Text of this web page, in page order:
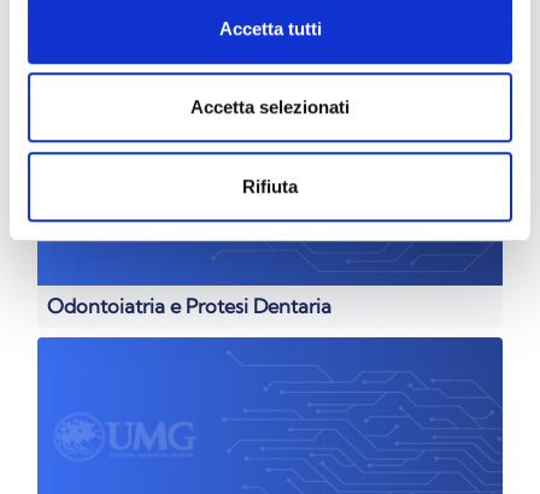
Accetta tutti
Accetta selezionati
Rifiuta
Odontoiatria e Protesi Dentaria